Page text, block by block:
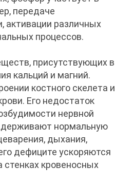
передаче
активации различных
процессов.
присутствующих в
кальций и магний.
костного скелета и
Его недостаток
нервной
нормальную
дыхания,
дефиците ускоряются
стенках кровеносных